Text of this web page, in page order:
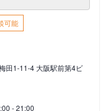
可能
田1-11-4 大阪駅前第4ビ
- 21:00